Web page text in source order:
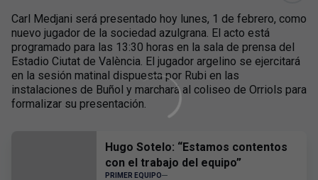
Carl Medjani será presentado hoy lunes, 1 de febrero, como
nuevo jugador de la sociedad azulgrana. El acto está
programado para las 13:30 horas en la sala de prensa del
Estadio Ciutat de València. El jugador argelino se ejercitará
en la sesión matinal dispuesta por Rubi en las
instalaciones de Buñol y marchará al coliseo de Orriols para
formalizar su presentación.
Hugo Sotelo: “Estamos contentos
con el trabajo del equipo”
PRIMER EQUIPO